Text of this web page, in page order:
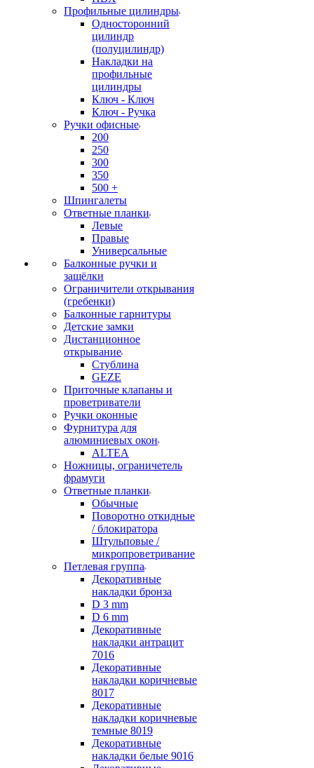
Профильные цилиндры
Односторонний
цилиндр
(полуцилиндр)
Накладки на
профильные
цилиндры
Ключ - Ключ
Ключ - Ручка
Ручки офисные
200
250
300
350
500 +
Шпингалеты
Ответные планки
Левые
Правые
Универсальные
Балконные ручки и
защёлки
Ограничители открывания
(гребенки)
Балконные гарнитуры
Детские замки
Дистанционное
открывание
Стублина
GEZE
Приточные клапаны и
проветриватели
Ручки оконные
Фурнитура для
алюминиевых окон
ALTEA
Ножницы, ограничетель
фрамуги
Ответные планки
Обычные
Поворотно откидные
/ блокиратора
Штульповые /
микропроветривание
Петлевая группа
Декоративные
накладки бронза
D 3 mm
D 6 mm
Декоративные
накладки антрацит
7016
Декоративные
накладки коричневые
8017
Декоративные
накладки коричневые
темные 8019
Декоративные
накладки белые 9016